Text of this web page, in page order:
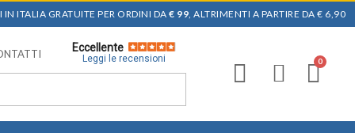
IN ITALIA GRATUITE PER ORDINI DA € 99, ALTRIMENTI A PARTIRE DA € 6,90
Eccellente
Leggi le recensioni